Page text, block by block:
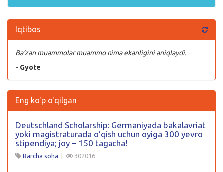
Iqtibos
Ba’zan muammolar muammo nima ekanligini aniqlaydi.
- Gyote
Eng ko'p o'qilgan
Deutschland Scholarship: Germaniyada bakalavriat
yoki magistraturada oʻqish uchun oyiga 300 yevro
stipendiya; joy – 150 tagacha!
Barcha soha | 302016